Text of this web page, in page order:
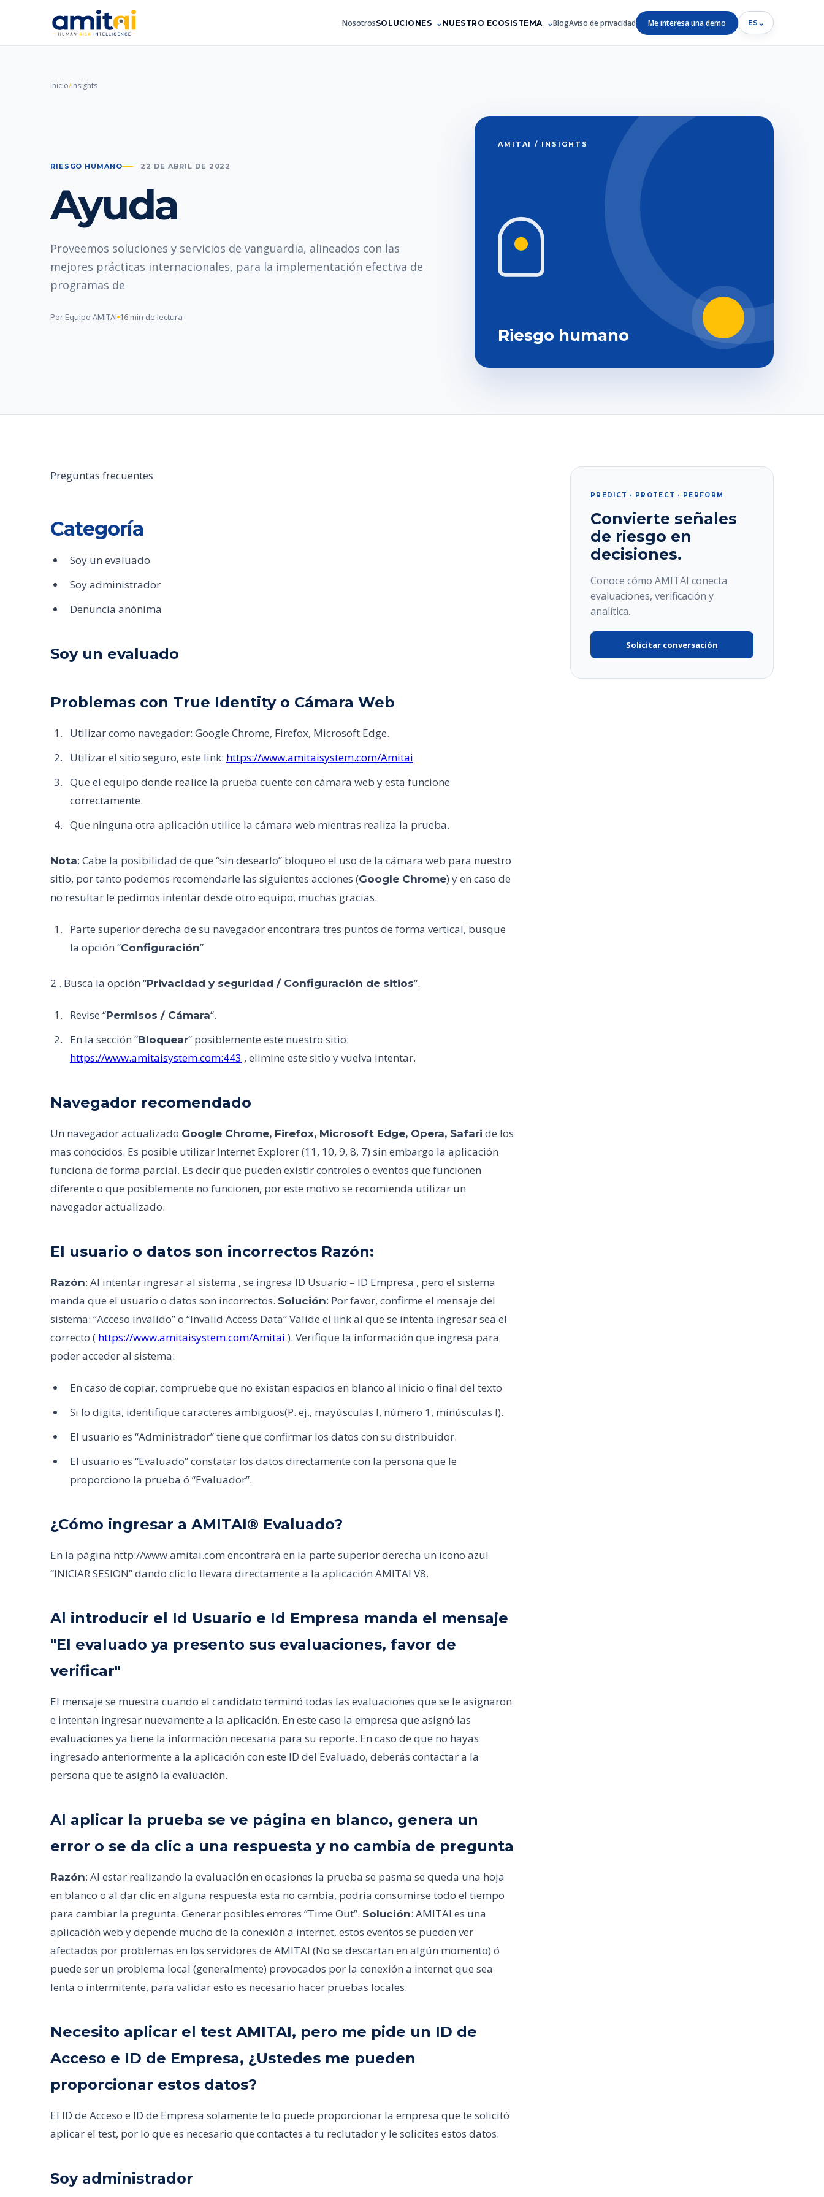
NosotrosSOLUCIONES NUESTRO ECOSISTEMA BlogAviso de privacidad Me interesa una demo ES ⌄
Inicio/Insights
RIESGO HUMANO 22 DE ABRIL DE 2022
Ayuda
Proveemos soluciones y servicios de vanguardia, alineados con las
mejores prácticas internacionales, para la implementación efectiva de
programas de
Por Equipo AMITAI 16 min de lectura
AMITAI / INSIGHTS
Riesgo humano
Preguntas frecuentes
Categoría
Soy un evaluado
Soy administrador
Denuncia anónima
Soy un evaluado
Problemas con True Identity o Cámara Web
Utilizar como navegador: Google Chrome, Firefox, Microsoft Edge.
Utilizar el sitio seguro, este link: https://www.amitaisystem.com/Amitai
Que el equipo donde realice la prueba cuente con cámara web y esta funcione
correctamente.
Que ninguna otra aplicación utilice la cámara web mientras realiza la prueba.
Nota: Cabe la posibilidad de que “sin desearlo” bloqueo el uso de la cámara web para nuestro
sitio, por tanto podemos recomendarle las siguientes acciones (Google Chrome) y en caso de
no resultar le pedimos intentar desde otro equipo, muchas gracias.
Parte superior derecha de su navegador encontrara tres puntos de forma vertical, busque
la opción “Configuración”
2 . Busca la opción “Privacidad y seguridad / Configuración de sitios“.
Revise “Permisos / Cámara“.
En la sección “Bloquear” posiblemente este nuestro sitio:
https://www.amitaisystem.com:443 , elimine este sitio y vuelva intentar.
Navegador recomendado
Un navegador actualizado Google Chrome, Firefox, Microsoft Edge, Opera, Safari de los
mas conocidos. Es posible utilizar Internet Explorer (11, 10, 9, 8, 7) sin embargo la aplicación
funciona de forma parcial. Es decir que pueden existir controles o eventos que funcionen
diferente o que posiblemente no funcionen, por este motivo se recomienda utilizar un
navegador actualizado.
El usuario o datos son incorrectos Razón:
Razón: Al intentar ingresar al sistema , se ingresa ID Usuario – ID Empresa , pero el sistema
manda que el usuario o datos son incorrectos. Solución: Por favor, confirme el mensaje del
sistema: “Acceso invalido” o “Invalid Access Data” Valide el link al que se intenta ingresar sea el
correcto ( https://www.amitaisystem.com/Amitai ). Verifique la información que ingresa para
poder acceder al sistema:
En caso de copiar, compruebe que no existan espacios en blanco al inicio o final del texto
Si lo digita, identifique caracteres ambiguos(P. ej., mayúsculas I, número 1, minúsculas l).
El usuario es “Administrador” tiene que confirmar los datos con su distribuidor.
El usuario es “Evaluado” constatar los datos directamente con la persona que le
proporciono la prueba ó “Evaluador”.
¿Cómo ingresar a AMITAI® Evaluado?
En la página http://www.amitai.com encontrará en la parte superior derecha un icono azul
“INICIAR SESION” dando clic lo llevara directamente a la aplicación AMITAI V8.
Al introducir el Id Usuario e Id Empresa manda el mensaje
"El evaluado ya presento sus evaluaciones, favor de
verificar"
El mensaje se muestra cuando el candidato terminó todas las evaluaciones que se le asignaron
e intentan ingresar nuevamente a la aplicación. En este caso la empresa que asignó las
evaluaciones ya tiene la información necesaria para su reporte. En caso de que no hayas
ingresado anteriormente a la aplicación con este ID del Evaluado, deberás contactar a la
persona que te asignó la evaluación.
Al aplicar la prueba se ve página en blanco, genera un
error o se da clic a una respuesta y no cambia de pregunta
Razón: Al estar realizando la evaluación en ocasiones la prueba se pasma se queda una hoja
en blanco o al dar clic en alguna respuesta esta no cambia, podría consumirse todo el tiempo
para cambiar la pregunta. Generar posibles errores “Time Out”. Solución: AMITAI es una
aplicación web y depende mucho de la conexión a internet, estos eventos se pueden ver
afectados por problemas en los servidores de AMITAI (No se descartan en algún momento) ó
puede ser un problema local (generalmente) provocados por la conexión a internet que sea
lenta o intermitente, para validar esto es necesario hacer pruebas locales.
Necesito aplicar el test AMITAI, pero me pide un ID de
Acceso e ID de Empresa, ¿Ustedes me pueden
proporcionar estos datos?
El ID de Acceso e ID de Empresa solamente te lo puede proporcionar la empresa que te solicitó
aplicar el test, por lo que es necesario que contactes a tu reclutador y le solicites estos datos.
Soy administrador
PREDICT · PROTECT · PERFORM
Convierte señales
de riesgo en
decisiones.
Conoce cómo AMITAI conecta
evaluaciones, verificación y
analítica.
Solicitar conversación